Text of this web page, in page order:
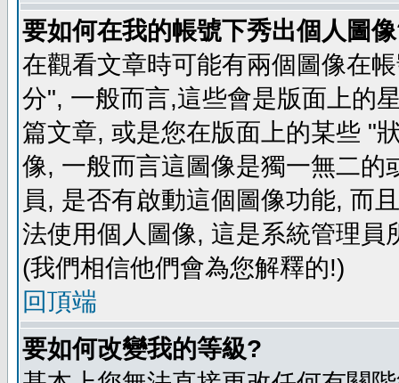
要如何在我的帳號下秀出個人圖
在觀看文章時可能有兩個圖像在
分", 一般而言,這些會是版面上的
篇文章, 或是您在版面上的某些 "
像, 一般而言這圖像是獨一無二
員, 是否有啟動這個圖像功能, 而
法使用個人圖像, 這是系統管理
(我們相信他們會為您解釋的!)
回頂端
要如何改變我的等級?